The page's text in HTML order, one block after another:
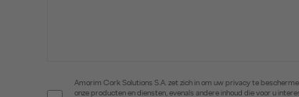
Amorim Cork Solutions S.A. zet zich in om uw privacy te
onze producten en diensten, evenals andere inhoud die voor u